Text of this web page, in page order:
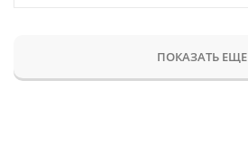
ПОКАЗАТЬ ЕЩЕ